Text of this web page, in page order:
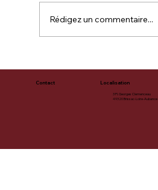
Rédigez un commentaire...
Contact Localisation
3 Pl. Georges Clemenceau
49320 Brissac-Loire-Aubance